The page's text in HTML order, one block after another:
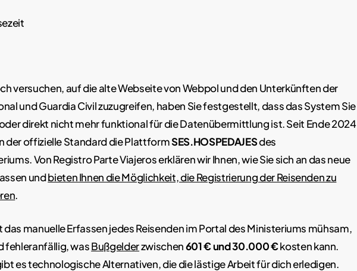
versuchen, auf die alte Webseite von Webpol und den Unterkünften der
und Guardia Civil zuzugreifen, haben Sie festgestellt, dass das System Sie
direkt nicht mehr funktional für die Datenübermittlung ist. Seit Ende 2024
der offizielle Standard die PlattformSES.HOSPEDAJESdes
Von Registro Parte Viajeros erklären wir Ihnen, wie Sie sich an das neue
undbieten Ihnen die Möglichkeit, die Registrierung der Reisenden zu
.
das manuelle Erfassen jedes Reisenden im Portal des Ministeriums mühsam,
fehleranfällig, wasBußgelderzwischen601 € und 30.000 €kosten kann.
es technologische Alternativen, die die lästige Arbeit für dich erledigen.